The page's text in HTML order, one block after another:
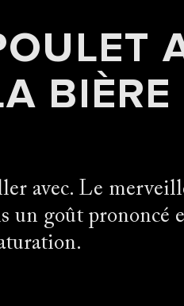
BIÈRE
avec. Le
un goût prononcé